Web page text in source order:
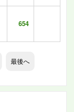
654
最後へ